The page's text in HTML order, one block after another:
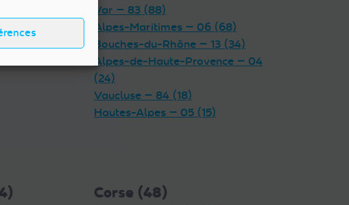
(38)
Var — 83 (88)
Alpes-Maritimes — 06 (68)
Bouches-du-Rhône — 13 (34)
Alpes-de-Haute-Provence — 04
(24)
Vaucluse — 84 (18)
Hautes-Alpes — 05 (15)
Corse (48)